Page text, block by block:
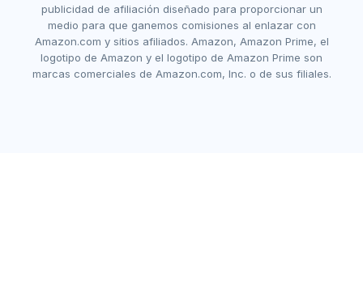
publicidad de afiliación diseñado para proporcionar un
medio para que ganemos comisiones al enlazar con
Amazon.com y sitios afiliados. Amazon, Amazon Prime, el
logotipo de Amazon y el logotipo de Amazon Prime son
marcas comerciales de Amazon.com, Inc. o de sus filiales.